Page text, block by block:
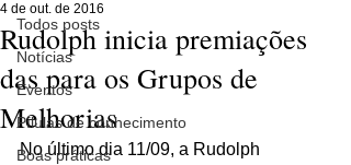
Todos posts
Notícias
Eventos
Pílulas de conhecimento
Boas práticas
Rudolph inicia premiações
das para os Grupos de
Melhorias
4 de out. de 2016
No último dia 11/09, a Rudolph